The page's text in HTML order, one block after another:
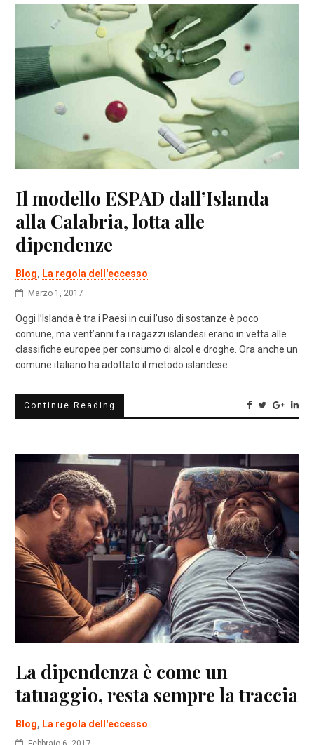
Il modello ESPAD dall’Islanda
alla Calabria, lotta alle
dipendenze
Blog, La regola dell'eccesso
Marzo 1, 2017
Oggi l’Islanda è tra i Paesi in cui l’uso di sostanze è poco
comune, ma vent’anni fa i ragazzi islandesi erano in vetta alle
classifiche europee per consumo di alcol e droghe. Ora anche un
comune italiano ha adottato il metodo islandese…
Continue Reading
La dipendenza è come un
tatuaggio, resta sempre la traccia
Blog, La regola dell'eccesso